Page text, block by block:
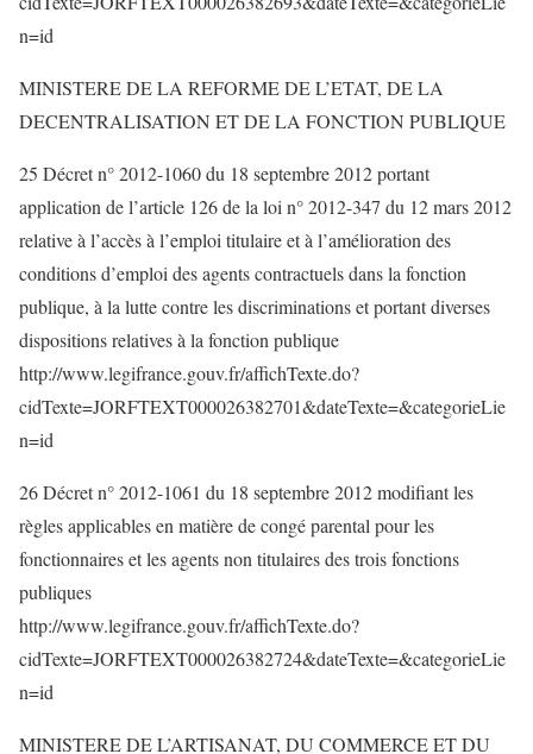
n=id
MINISTERE DE LA REFORME DE L’ETAT, DE LA
DECENTRALISATION ET DE LA FONCTION PUBLIQUE
25 Décret n° 2012-1060 du 18 septembre 2012 portant
application de l’article 126 de la loi n° 2012-347 du 12 mars 2012
relative à l’accès à l’emploi titulaire et à l’amélioration des
conditions d’emploi des agents contractuels dans la fonction
publique, à la lutte contre les discriminations et portant diverses
dispositions relatives à la fonction publique
http://www.legifrance.gouv.fr/affichTexte.do?
cidTexte=JORFTEXT000026382701&dateTexte=&categorieLie
n=id
26 Décret n° 2012-1061 du 18 septembre 2012 modifiant les
règles applicables en matière de congé parental pour les
fonctionnaires et les agents non titulaires des trois fonctions
publiques
http://www.legifrance.gouv.fr/affichTexte.do?
cidTexte=JORFTEXT000026382724&dateTexte=&categorieLie
n=id
MINISTERE DE L’ARTISANAT, DU COMMERCE ET DU